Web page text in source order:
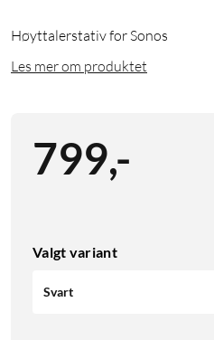
Høyttalerstativ for Sonos
Les mer om produktet
799,-
Valgt variant
Svart